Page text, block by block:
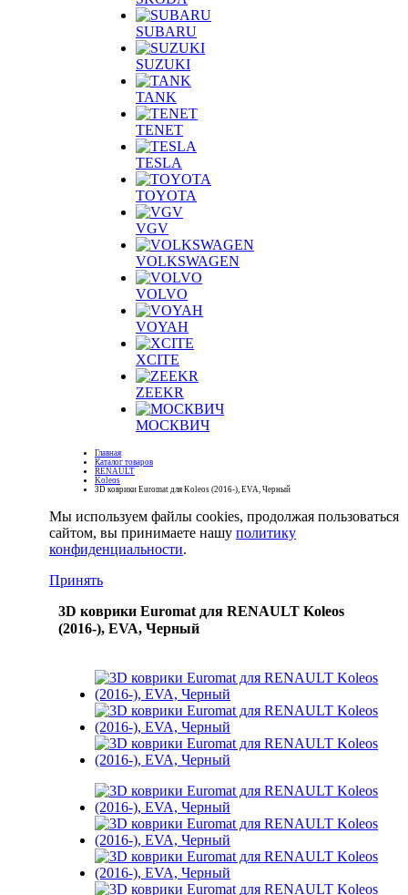
SUBARU
SUZUKI
TANK
TENET
TESLA
TOYOTA
VGV
VOLKSWAGEN
VOLVO
VOYAH
XCITE
ZEEKR
МОСКВИЧ
Главная
Каталог товаров
RENAULT
Koleos
3D коврики Euromat для Koleos (2016-), EVA, Черный
Мы используем файлы cookies, продолжая пользоваться
сайтом, вы принимаете нашу политику
конфиденциальности.
Принять
3D коврики Euromat для RENAULT Koleos
(2016-), EVA, Черный